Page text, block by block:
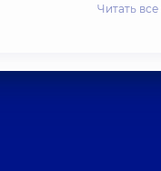
Читать все